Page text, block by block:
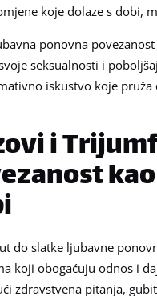
koje dolaze s dobi,
ponovna
seksualnosti i
iskustvo koje
i
do slatke ljubavne
koji obogaćuju odnos i
zdravstvena pitanja,